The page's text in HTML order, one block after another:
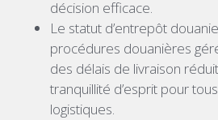
décision efficace.
Le statut d’entrepôt
procédures douanières
des délais de livraison
tranquillité d’esprit pour
logistiques.